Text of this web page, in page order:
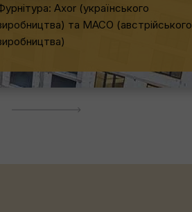
Axor (українського
та MACO (австрійського